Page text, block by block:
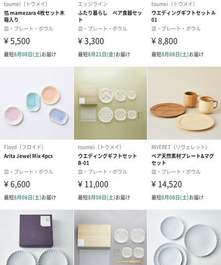
あり（280円）
メッセージカード（通常・写真・グリーティング）
誕生日や結婚祝い・出産祝いなど、様々なシーンのメッセージカ
メッセージカードや封筒のデザインは一部変更する場合がありま
写真付きメッセージカ
写真付きメッセージカ
【誕生日】
刷なし）（
結婚祝いちょい足しギフト